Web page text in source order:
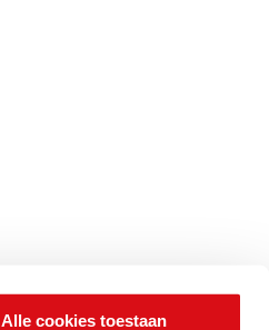
Alle cookies toestaan